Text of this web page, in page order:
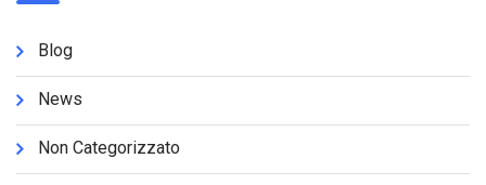
Blog
News
Non Categorizzato